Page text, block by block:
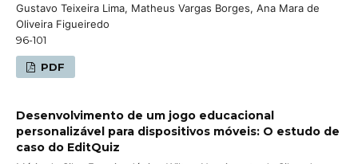
Gustavo Teixeira Lima, Matheus Vargas Borges, Ana Mara de
Oliveira Figueiredo
96-101
PDF
Desenvolvimento de um jogo educacional
personalizável para dispositivos móveis: O estudo de
caso do EditQuiz